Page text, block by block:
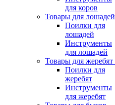
для коров
Товары для лошадей
Поилки для
лошадей
Инструменты
для лошадей
Товары для жеребят
Поилки для
жеребят
Инструменты
для жеребят